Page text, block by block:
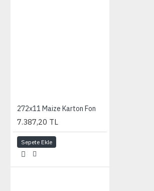
272x11 Maize Karton Fon
7.387,20 TL
Sepete Ekle